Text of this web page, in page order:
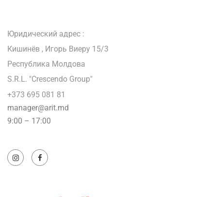
Юридический адрес :
Кишинёв , Игорь Виеру 15/3
Республика Молдова
S.R.L. "Crescendo Group"
+373 695 081 81
manager@arit.md
9:00 – 17:00